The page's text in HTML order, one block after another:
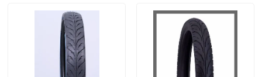
Προϊόντα
Ρόδα σωλήνων μοτοσικλετών